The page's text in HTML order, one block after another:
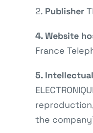
2. Publisher
4. Website
France
5.
the